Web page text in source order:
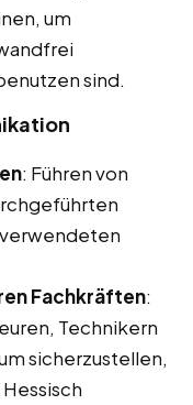
um
sind.
: Führen von
Fachkräften:
Technikern
sicherzustellen,